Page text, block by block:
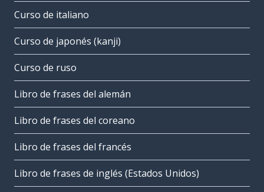
Curso de italiano
Curso de japonés (kanji)
Curso de ruso
Libro de frases del alemán
Libro de frases del coreano
Libro de frases del francés
Libro de frases de inglés (Estados Unidos)